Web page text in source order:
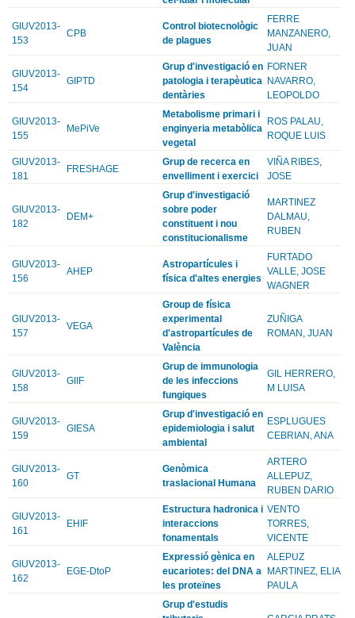
GIUV2013-
153
CPB
Control biotecnològic
de plagues
FERRE
MANZANERO,
JUAN
GIUV2013-
154
GIPTD
Grup d'investigació en
patologia i terapèutica
dentàries
FORNER
NAVARRO,
LEOPOLDO
GIUV2013-
155
MePiVe
Metabolisme primari i
enginyeria metabòlica
vegetal
ROS PALAU,
ROQUE LUIS
GIUV2013-
181
FRESHAGE
Grup de recerca en
envelliment i exercici
VIÑA RIBES,
JOSE
GIUV2013-
182
DEM+
Grup d'investigació
sobre poder
constituent i nou
constitucionalisme
MARTINEZ
DALMAU,
RUBEN
GIUV2013-
156
AHEP
Astropartícules i
física d'altes energies
FURTADO
VALLE, JOSE
WAGNER
GIUV2013-
157
VEGA
Group de física
experimental
d'astropartícules de
València
ZUÑIGA
ROMAN, JUAN
GIUV2013-
158
GIIF
Grup de immunologia
de les infeccions
fungiques
GIL HERRERO,
M LUISA
GIUV2013-
159
GIESA
Grup d'investigació en
epidemiologia i salut
ambiental
ESPLUGUES
CEBRIAN, ANA
GIUV2013-
160
GT
Genòmica
traslacional Humana
ARTERO
ALLEPUZ,
RUBEN DARIO
GIUV2013-
161
EHIF
Estructura hadronica i
interaccions
fonamentals
VENTO
TORRES,
VICENTE
GIUV2013-
162
EGE-DtoP
Expressió gènica en
eucariotes: del DNA a
les proteïnes
ALEPUZ
MARTINEZ, ELIA
PAULA
Grup d'estudis